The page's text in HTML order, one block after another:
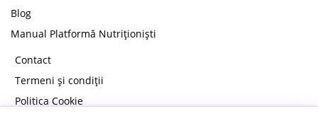
Blog
Manual Platformă Nutriționiști
Contact
Termeni și condiții
Politica Cookie